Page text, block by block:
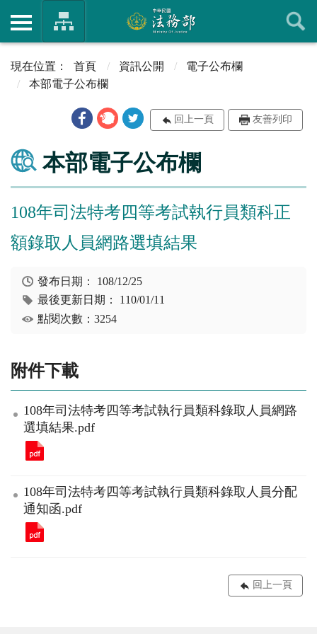
首頁 資訊公開
電子公布欄
本部電子公布欄
回上一頁 友善列印
本部電子公布欄
108年司法特考四等考試執行員類科正
額錄取人員網路選填結果
發布日期： 108/12/25
最後更新日期： 110/01/11
點閱次數：3254
附件下載
108年司法特考四等考試執行員類科錄取人員網路
選填結果.pdf
108年司法特考四等考試執行員類科錄取人員分配
通知函.pdf
回上一頁